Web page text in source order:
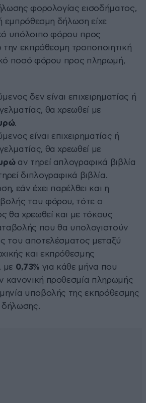
φορολογίας εισοδήματος,
εμπρόθεσμη δήλωση είχε
υπόλοιπο φόρου προς
την εκπρόθεσμη τροποποιητική
ποσό φόρου προς πληρωμή,
δεν είναι επιχειρηματίας ή
θα χρεωθεί με
.
είναι επιχειρηματίας ή
θα χρεωθεί με
αν τηρεί απλογραφικά βιβλία
διπλογραφικά βιβλία.
εάν έχει παρέλθει και η
του φόρου, τότε ο
θα χρεωθεί και με τόκους
που θα υπολογιστούν
του αποτελέσματος μεταξύ
και εκπρόθεσμης
με 0,73% για κάθε μήνα που
κανονική προθεσμία πληρωμής
υποβολής της εκπρόθεσμης
δήλωσης.